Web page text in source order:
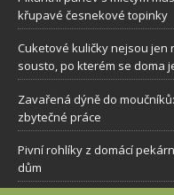
křupavé česnekové topinky
Cuketové kuličky nejsou
sousto, po kterém se doma
Zavařená dýně do
zbytečné práce
Pivní rohlíky z domácí
dům